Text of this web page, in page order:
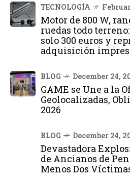
TECNOLOGÍA
Motor de 800 W,
ruedas todo
solo 300 euros y
adquisición
BLOG December 24,
GAME se Une a la
Geolocalizadas,
2026
BLOG December 24,
Devastadora
de Ancianos de
Menos Dos